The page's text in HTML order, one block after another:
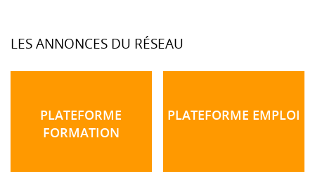
LES ANNONCES DU RÉSEAU
PLATEFORME
FORMATION
PLATEFORME EMPLOI